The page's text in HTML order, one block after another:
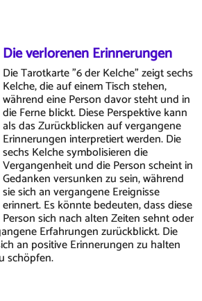
Die verlorenen Erinnerungen
Die Tarotkarte "6 der Kelche" zeigt sechs
Kelche, die auf einem Tisch stehen,
während eine Person davor steht und in
die Ferne blickt. Diese Perspektive kann
als das Zurückblicken auf vergangene
Erinnerungen interpretiert werden. Die
sechs Kelche symbolisieren die
Vergangenheit und die Person scheint in
Gedanken versunken zu sein, während
sie sich an vergangene Ereignisse
erinnert. Es könnte bedeuten, dass diese
Person sich nach alten Zeiten sehnt oder
Erfahrungen zurückblickt. Die
an positive Erinnerungen zu halten
schöpfen.